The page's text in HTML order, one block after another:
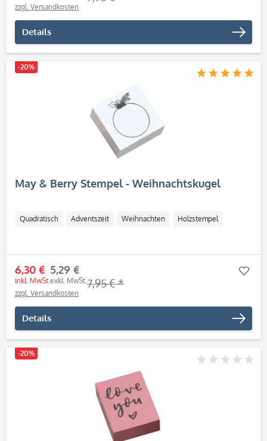
zzgl. Versandkosten
Details
-20%
May & Berry Stempel - Weihnachtskugel
Quadratisch Adventszeit Weihnachten Holzstempel
6,30 €
inkl. MwSt.
5,29 €
exkl. MwSt.7,95 € *
zzgl. Versandkosten
Details
-20%